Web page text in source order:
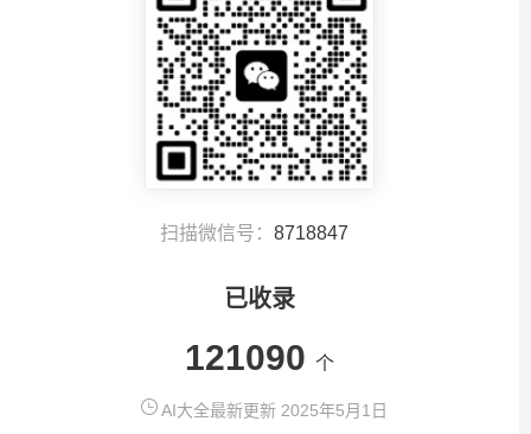
扫描微信号： 8718847
已收录
121090 个
AI大全最新更新 2025年5月1日